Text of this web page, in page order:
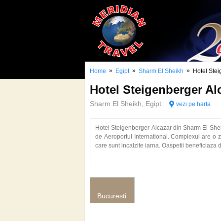
Home » Egipt » Sharm El Sheikh » Hotel
Hotel Steigenberger
Sharm El Sheikh, Egipt vezi pe harta
Hotel Steigenberger Alcazar din Sharm El
de Aeroportul International. Complexul are o
care sunt incalzite iarna. Oaspetii beneficiaza
Bucuresti